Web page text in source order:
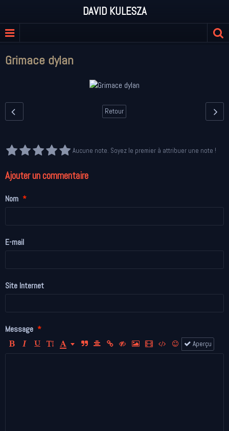
DAVID KULESZA
Grimace dylan
Retour
Aucune note. Soyez le premier à attribuer une note !
Ajouter un commentaire
Nom
E-mail
Site Internet
Message
Aperçu